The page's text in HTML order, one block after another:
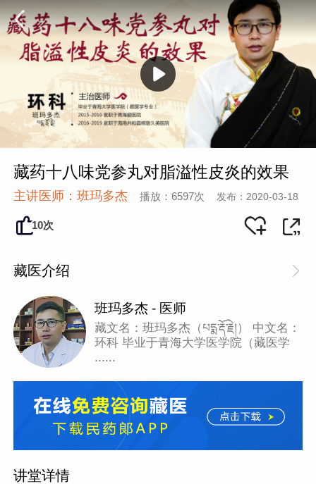
藏药十八味党参丸对脂溢性皮炎的效果
主讲医师：班玛多杰 播放：6597次 发布：2020-03-18
10次
藏医介绍
班玛多杰 - 医师
藏文名：班玛多杰（པདྨ་རྡོ་རྗེ།） 中文名：
环科 毕业于青海大学医学院（藏医学
......
讲堂详情